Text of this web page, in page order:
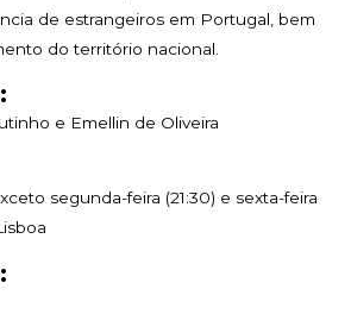
de estrangeiros em Portugal, bem
do território nacional.
e Emellin de Oliveira
segunda-feira (21:30) e sexta-feira